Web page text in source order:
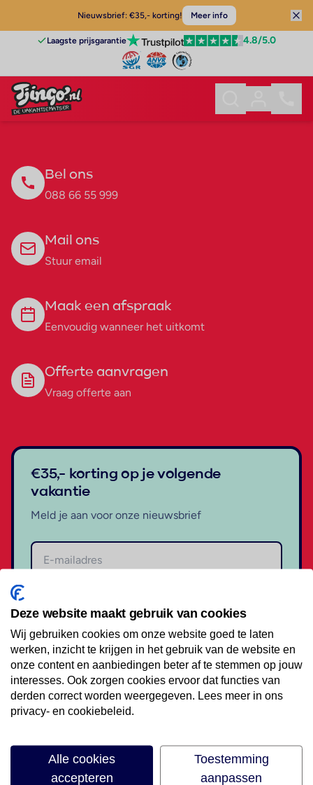
Nieuwsbrief: €35,- korting! Meer info
Laagste prijsgarantie 4.8/5.0
Bel ons
088 66 55 999
Mail ons
Stuur email
Maak een afspraak
Eenvoudig wanneer het uitkomt
Offerte aanvragen
Vraag offerte aan
€35,- korting op je volgende
vakantie
Meld je aan voor onze nieuwsbrief
Volg ons op social media
Deze website maakt gebruik van cookies
Wij gebruiken cookies om onze website goed te laten
werken, inzicht te krijgen in het gebruik van de website en
onze content en aanbiedingen beter af te stemmen op jouw
interesses. Ook zorgen cookies ervoor dat functies van
derden correct worden weergegeven. Lees meer in ons
privacy- en cookiebeleid.
Alle cookies
accepteren
Toestemming
aanpassen